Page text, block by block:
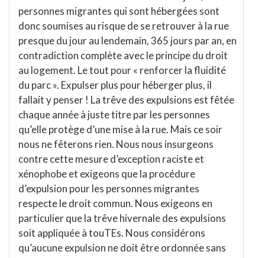
personnes migrantes qui sont hébergées sont
donc soumises au risque de se retrouver à la rue
presque du jour au lendemain, 365 jours par an, en
contradiction complète avec le principe du droit
au logement. Le tout pour « renforcer la fluidité
du parc ». Expulser plus pour héberger plus, il
fallait y penser ! La trêve des expulsions est fêtée
chaque année à juste titre par les personnes
qu’elle protège d’une mise à la rue. Mais ce soir
nous ne fêterons rien. Nous nous insurgeons
contre cette mesure d’exception raciste et
xénophobe et exigeons que la procédure
d’expulsion pour les personnes migrantes
respecte le droit commun. Nous exigeons en
particulier que la trêve hivernale des expulsions
soit appliquée à touTEs. Nous considérons
qu’aucune expulsion ne doit être ordonnée sans